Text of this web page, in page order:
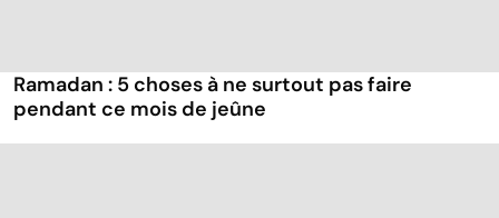
Ramadan : 5 choses à ne surtout pas faire
pendant ce mois de jeûne